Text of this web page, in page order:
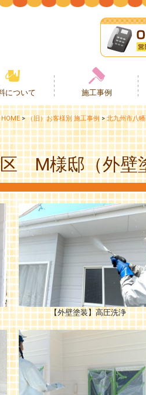
について 施工事例
HOME>（旧）お客様別 施工事例>北九州市八
M様邸（外壁
【外壁塗装】高圧洗浄